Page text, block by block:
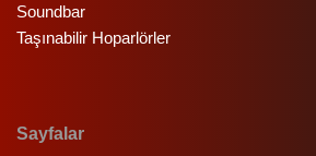
Soundbar
Taşınabilir Hoparlörler
Sayfalar